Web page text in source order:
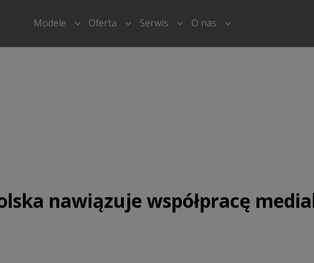
Modele Submenu for "Modele"
Oferta Submenu for "Oferta"
Serwis Submenu for "Serwis"
O nas Submenu for "O nas"
nawiązuje współpracę